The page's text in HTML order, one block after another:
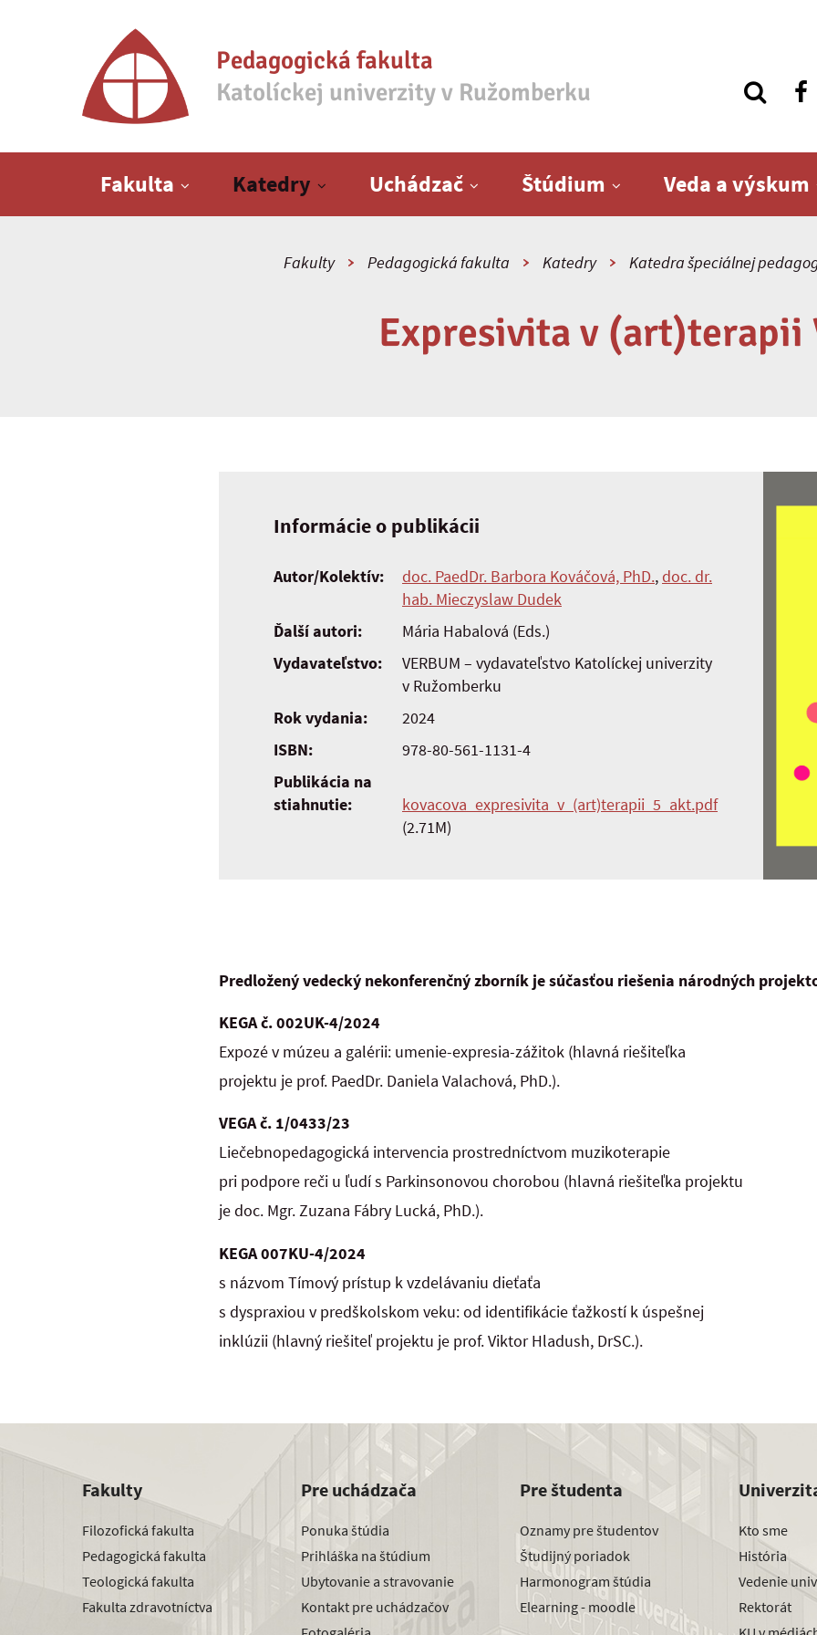
Pedagogická fakulta
Katolíckej univerzity v Ružomberku
Fakulta Katedry Uchádzač Štúdium Veda a výskum
Fakulty Pedagogická fakulta Katedry Katedra špeciálnej
Expresivita v (art)terapii
Informácie o publikácii
Autor/Kolektív: doc. PaedDr. Barbora Kováčová, PhD.,doc. dr.
hab. Mieczyslaw Dudek
Ďalší autori:
Mária Habalová (Eds.)
Vydavateľstvo:
VERBUM – vydavateľstvo Katolíckej univerzity
v Ružomberku
Rok vydania:
2024
ISBN:
978-80-561-1131-4
Publikácia na
stiahnutie:
kovacova_expresivita_v_(art)terapii_5_akt.pdf
(2.71M)
Predložený vedecký nekonferenčný zborník je súčasťou riešenia národných
KEGA č. 002UK-4/2024
Expozé v múzeu a galérii: umenie-expresia-zážitok (hlavná riešiteľka
projektu je prof. PaedDr. Daniela Valachová, PhD.).
VEGA č. 1/0433/23
Liečebnopedagogická intervencia prostredníctvom muzikoterapie
pri podpore reči u ľudí s Parkinsonovou chorobou (hlavná riešiteľka projektu
je doc. Mgr. Zuzana Fábry Lucká, PhD.).
KEGA 007KU-4/2024
s názvom Tímový prístup k vzdelávaniu dieťaťa
s dyspraxiou v predškolskom veku: od identifikácie ťažkostí k úspešnej
inklúzii (hlavný riešiteľ projektu je prof. Viktor Hladush, DrSC.).
Fakulty
Filozofická fakulta
Pedagogická fakulta
Teologická fakulta
Fakulta zdravotníctva
Pre uchádzača
Ponuka štúdia
Prihláška na štúdium
Ubytovanie a stravovanie
Kontakt pre uchádzačov
Pre študenta
Oznamy pre študentov
Študijný poriadok
Harmonogram štúdia
Elearning - moodle
Kto sme
História
Vedenie
Rektorát